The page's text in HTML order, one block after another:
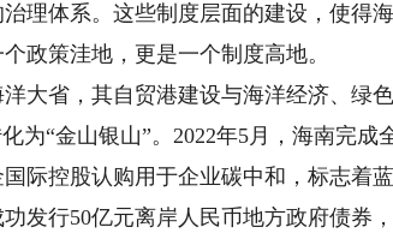
理体系。这些制度层面的建设，使得
政策洼地，更是一个制度高地。
大省，其自贸港建设与海洋经济、绿
为“金山银山”。2022年5月，海南完成
际控股认购用于企业碳中和，标志着
发行50亿元离岸人民币地方政府债券